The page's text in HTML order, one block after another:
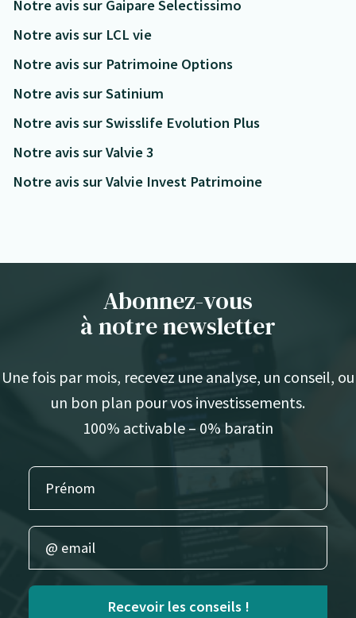
Notre avis sur Gaipare Selectissimo
Notre avis sur LCL vie
Notre avis sur Patrimoine Options
Notre avis sur Satinium
Notre avis sur Swisslife Evolution Plus
Notre avis sur Valvie 3
Notre avis sur Valvie Invest Patrimoine
Abonnez-vous
à notre newsletter
Une fois par mois, recevez une analyse, un conseil, ou
un bon plan pour vos investissements.
100% activable – 0% baratin
Recevoir les conseils !